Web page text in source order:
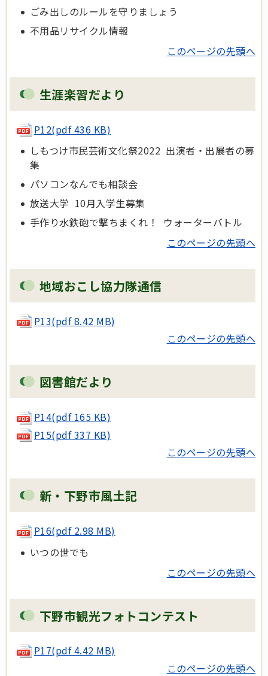
ごみ出しのルールを守りましょう
不用品リサイクル情報
このページの先頭へ
生涯楽習だより
P12(pdf 436 KB)
しもつけ市民芸術文化祭2022 出演者・出展者の募
集
パソコンなんでも相談会
放送大学 10月入学生募集
手作り水鉄砲で撃ちまくれ！ ウォーターバトル
このページの先頭へ
地域おこし協力隊通信
P13(pdf 8.42 MB)
このページの先頭へ
図書館だより
P14(pdf 165 KB)
P15(pdf 337 KB)
このページの先頭へ
新・下野市風土記
P16(pdf 2.98 MB)
いつの世でも
このページの先頭へ
下野市観光フォトコンテスト
P17(pdf 4.42 MB)
このページの先頭へ